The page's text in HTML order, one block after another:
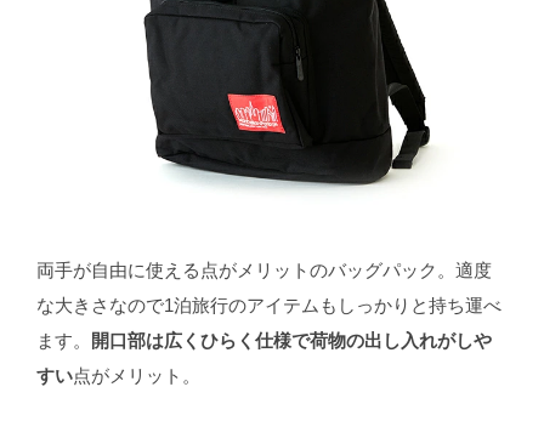
両手が自由に使える点がメリットのバッグパック。適度
な大きさなので1泊旅行のアイテムもしっかりと持ち運べ
ます。
開口部は広くひらく仕様で荷物の出し入れがしや
すい点がメリット。